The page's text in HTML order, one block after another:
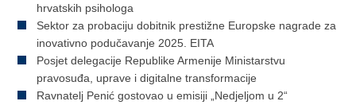
hrvatskih psihologa
Sektor za probaciju dobitnik prestižne Europske nagrade za
inovativno podučavanje 2025. EITA
Posjet delegacije Republike Armenije Ministarstvu
pravosuđa, uprave i digitalne transformacije
Ravnatelj Penić gostovao u emisiji „Nedjeljom u 2“